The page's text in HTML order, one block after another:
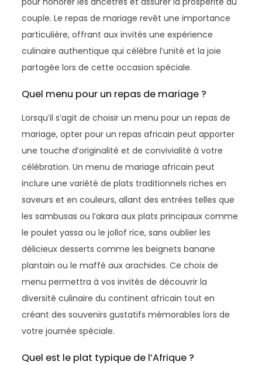
couple. Le repas de mariage revêt une importance
particulière, offrant aux invités une expérience
culinaire authentique qui célèbre l’unité et la joie
partagée lors de cette occasion spéciale.
Quel menu pour un repas de mariage ?
Lorsqu’il s’agit de choisir un menu pour un repas de
mariage, opter pour un repas africain peut apporter
une touche d’originalité et de convivialité à votre
célébration. Un menu de mariage africain peut
inclure une variété de plats traditionnels riches en
saveurs et en couleurs, allant des entrées telles que
les sambusas ou l’akara aux plats principaux comme
le poulet yassa ou le jollof rice, sans oublier les
délicieux desserts comme les beignets banane
plantain ou le maffé aux arachides. Ce choix de
menu permettra à vos invités de découvrir la
diversité culinaire du continent africain tout en
créant des souvenirs gustatifs mémorables lors de
votre journée spéciale.
Quel est le plat typique de l’Afrique ?